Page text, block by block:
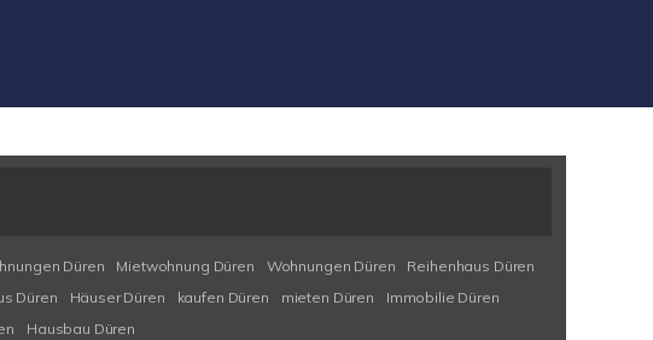
Düren Mietwohnung Düren Wohnungen Düren
Reihenhaus Düren
Düren Häuser Düren kaufen Düren mieten Düren
Immobilie Düren
Hausbau Düren